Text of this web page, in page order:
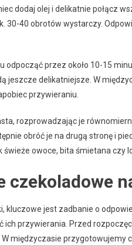
dodaj olej i delikatnie połącz
30-40 obrotów wystarczy.
przez około 10-15
jeszcze delikatniejsze. W
przywieraniu.
rozprowadzając je
obróć je na drugą stronę i
owoce, bita śmietana czy
czekoladowe
kluczowe jest zadbanie o
ich przywierania. Przed
międzyczasie przygotowujemy